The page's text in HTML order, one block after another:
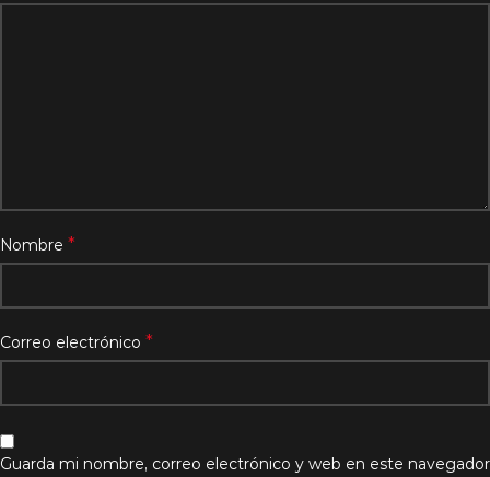
Nombre *
Correo electrónico *
Guarda mi nombre, correo electrónico y web en este navegador